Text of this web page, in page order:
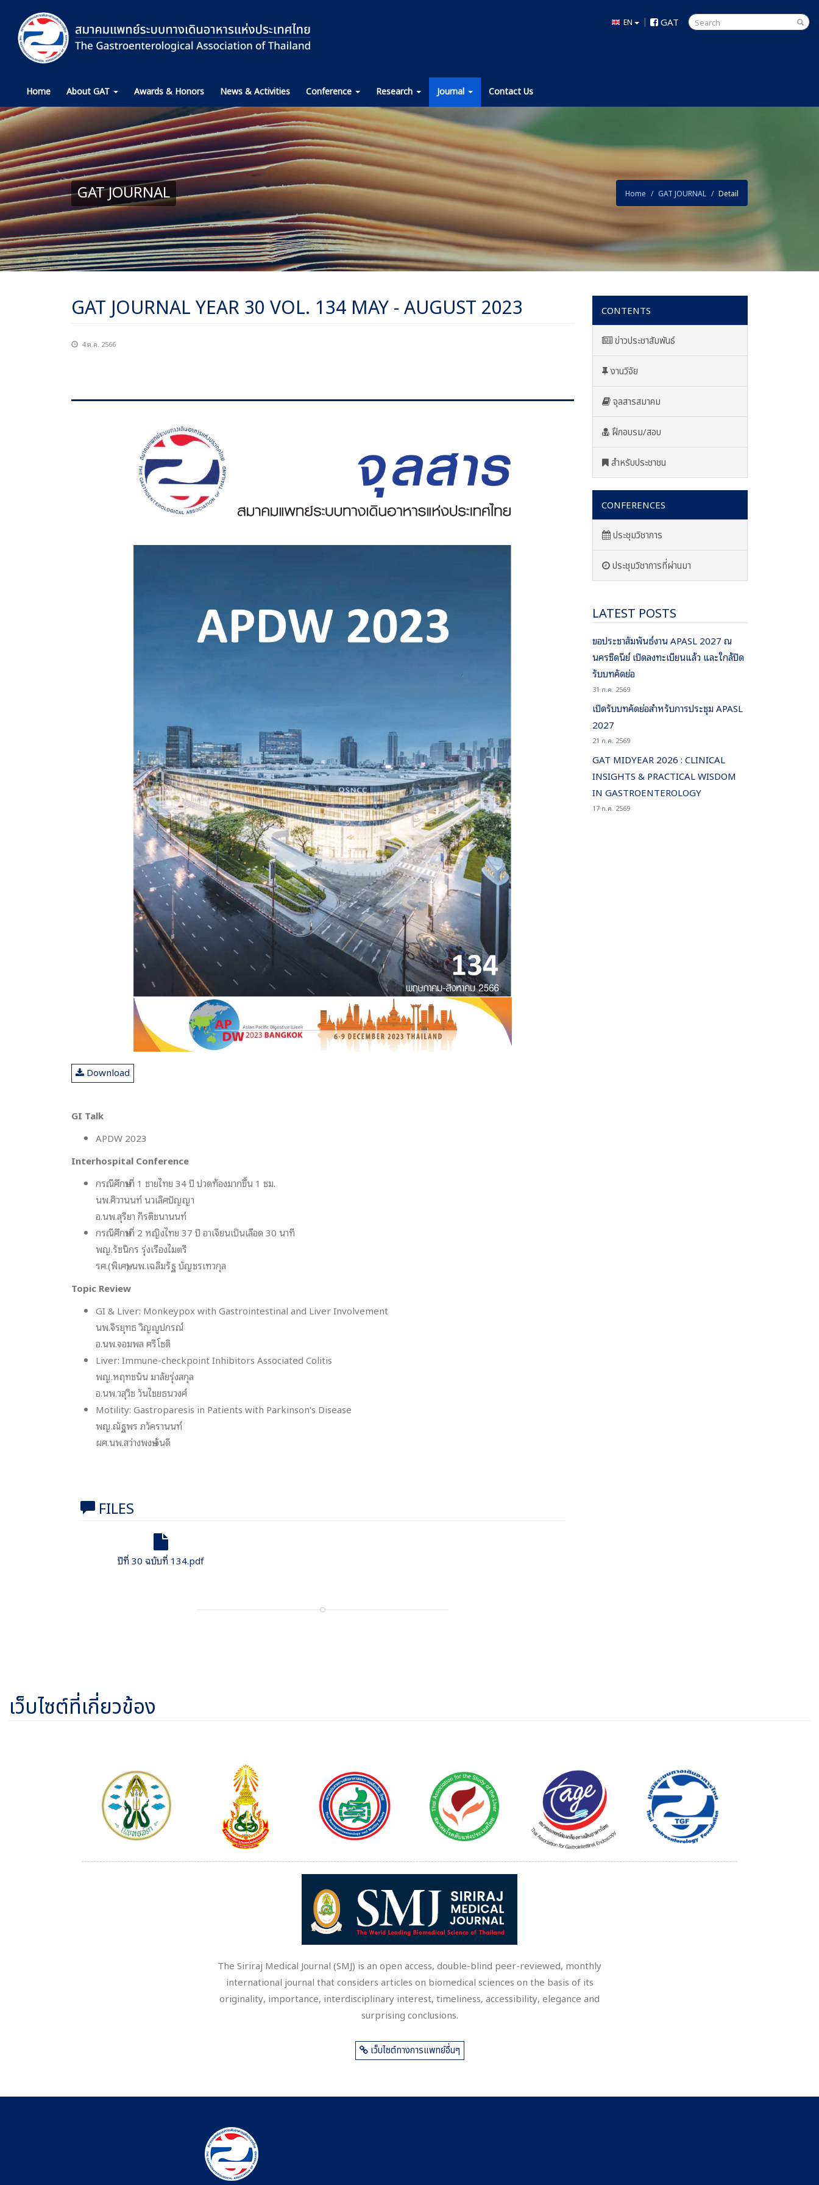
EN | GAT
Home About GAT Awards & Honors News & Activities Conference Research Journal Contact Us
GAT JOURNAL Home GAT JOURNAL Detail
GAT JOURNAL YEAR 30 VOL. 134 MAY - AUGUST 2023
4 ต.ค. 2566
Download
GI Talk
APDW 2023
Interhospital Conference
กรณีศึกษาที่ 1 ชายไทย 34 ปี ปวดท้องมากขึ้น 1 ชม.
นพ.ศิวานนท์ นวเลิศปัญญา
อ.นพ.สุริยา กีรติชนานนท์
กรณีศึกษาที่ 2 หญิงไทย 37 ปี อาเจียนเป็นเลือด 30 นาที
พญ.รัชนิกร รุ่งเรืองไมตรี
รศ.(พิเศษ) นพ.เฉลิมรัฐ บัญชรเทวกุล
Topic Review
GI & Liver: Monkeypox with Gastrointestinal and Liver Involvement
นพ.จิรยุทธ วิญญูปกรณ์
อ.นพ.จอมพล ศรีโชติ
Liver: Immune-checkpoint Inhibitors Associated Colitis
พญ.หฤทชนัน มาลัยรุ่งสกุล
อ.นพ.วสุวิช วันไชยธนวงศ์
Motility: Gastroparesis in Patients with Parkinson's Disease
พญ.ณัฐพร ภวัครานนท์
ผศ.นพ.สว่างพงษ์ จันดี
FILES
ปีที่ 30 ฉบับที่ 134.pdf
CONTENTS
ข่าวประชาสัมพันธ์
งานวิจัย
จุลสารสมาคม
ฝึกอบรม/สอบ
สำหรับประชาชน
CONFERENCES
ประชุมวิชาการ
ประชุมวิชาการที่ผ่านมา
LATEST POSTS
ขอประชาสัมพันธ์งาน APASL 2027 ณ
นครซิดนีย์ เปิดลงทะเบียนแล้ว และใกล้ปิด
รับบทคัดย่อ
31 ก.ค. 2569
เปิดรับบทคัดย่อสำหรับการประชุม APASL
2027
21 ก.ค. 2569
GAT MIDYEAR 2026 : CLINICAL
INSIGHTS & PRACTICAL WISDOM
IN GASTROENTEROLOGY
17 ก.ค. 2569
เว็บไซต์ที่เกี่ยวข้อง
The Siriraj Medical Journal (SMJ) is an open access, double-blind peer-reviewed, monthly
international journal that considers articles on biomedical sciences on the basis of its
originality, importance, interdisciplinary interest, timeliness, accessibility, elegance and
surprising conclusions.
เว็บไซต์ทางการแพทย์อื่นๆ